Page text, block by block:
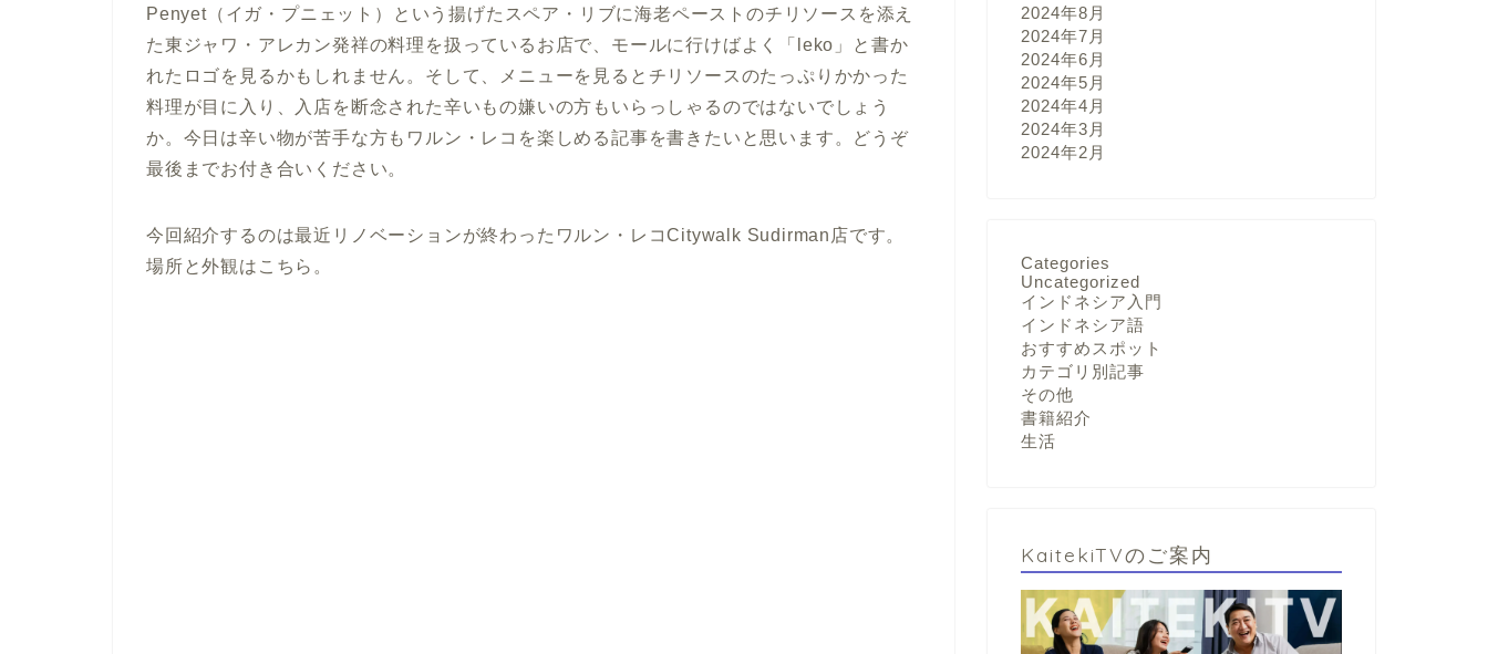
Penyet（イガ・プニェット）という揚げたスペア・リブに海老ペーストのチリソースを添え
た東ジャワ・アレカン発祥の料理を扱っているお店で、モールに行けばよく「leko」と書か
れたロゴを見るかもしれません。そして、メニューを見るとチリソースのたっぷりかかった
料理が目に入り、入店を断念された辛いもの嫌いの方もいらっしゃるのではないでしょう
か。今日は辛い物が苦手な方もワルン・レコを楽しめる記事を書きたいと思います。どうぞ
最後までお付き合いください。
今回紹介するのは最近リノベーションが終わったワルン・レコCitywalk Sudirman店です。
場所と外観はこちら。
2024年8月
2024年7月
2024年6月
2024年5月
2024年4月
2024年3月
2024年2月
Categories
Uncategorized
インドネシア入門
インドネシア語
おすすめスポット
カテゴリ別記事
その他
書籍紹介
生活
KaitekiTVのご案内